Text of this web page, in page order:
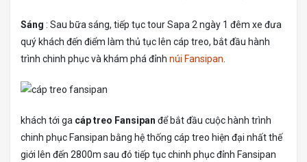
Sáng : Sau bữa sáng, tiếp tục tour Sapa 2 ngày 1 đêm xe đưa
quý khách đến điểm làm thủ tục lên cáp treo, bắt đầu hành
trình chinh phục và khám phá đỉnh núi Fansipan
khách tới ga cáp treo Fansipan để bắt đầu cuộc hành trình
chinh phục Fansipan bằng hệ thống cáp treo hiện đại nhất thế
giới lên đến 2800m sau đó tiếp tục chinh phục đỉnh Fansipan